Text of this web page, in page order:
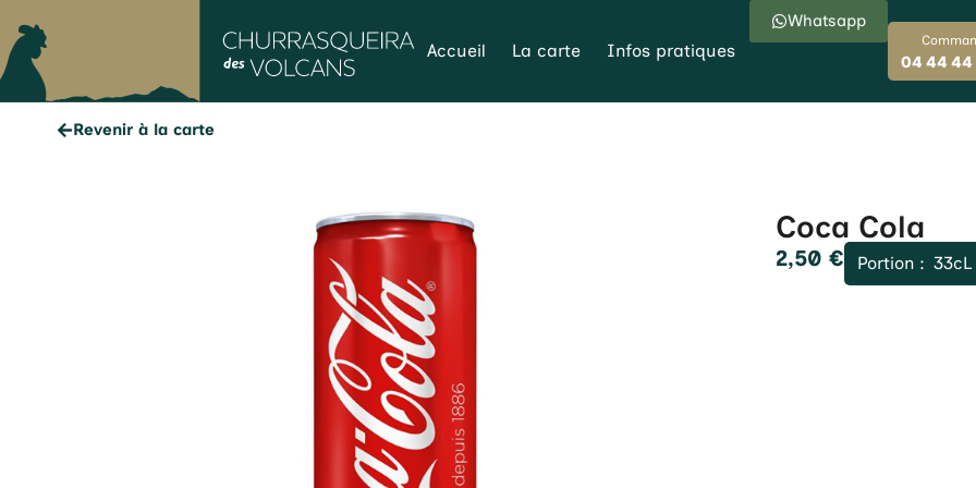
Accueil La carte Infos pratiques
Whatsapp
04 44 44
Revenir à la carte
Coca Cola
2,50 € Portion : 33cL